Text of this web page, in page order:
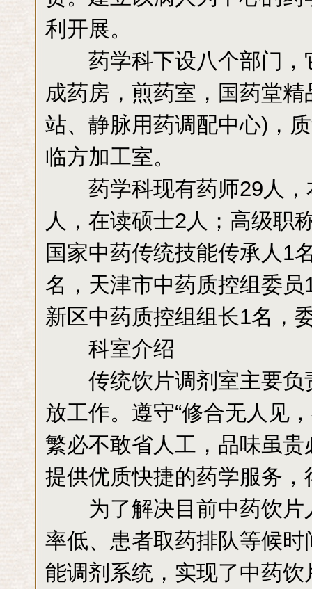
利开展。
药学科下设八个部门，
成药房，煎药室，国药堂
站、静脉用药调配中心)，
临方加工室。
药学科现有药师29人，
人，在读硕士2人；高级职
国家中药传统技能传承人1
名，天津市中药质控组委员
新区中药质控组组长1名，
科室介绍
传统饮片调剂室主要负
放工作。遵守“修合无人见
繁必不敢省人工，品味虽
提供优质快捷的药学服务
为了解决目前中药饮片
率低、患者取药排队等候
能调剂系统，实现了中药